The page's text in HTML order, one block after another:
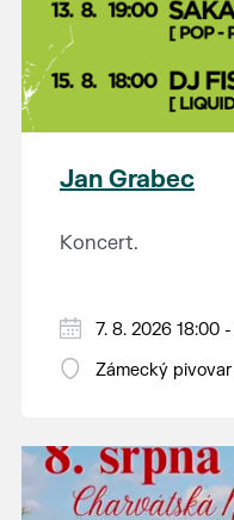
Jan Grabec
Koncert.
7. 8. 2026 18:00
Zámecký